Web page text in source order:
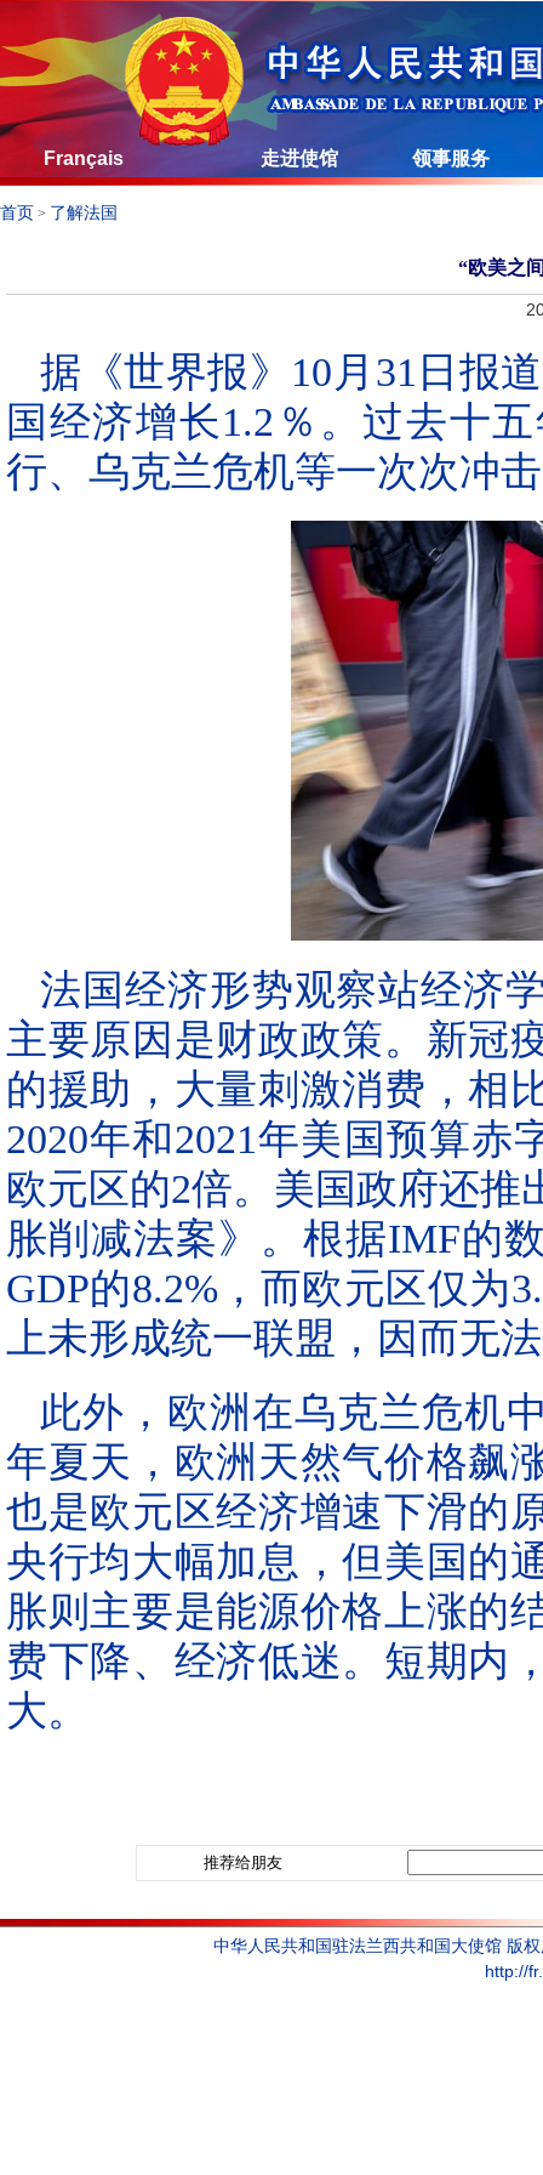
Français 走进使馆 领事服务
首页 > 了解法国
“欧美之
据《世界报》10月31日报
国经济增长1.2％。过去十
行、乌克兰危机等一次次冲
法国经济形势观察站经济
主要原因是财政政策。新冠
的援助，大量刺激消费，相
2020年和2021年美国预算赤
欧元区的2倍。美国政府还推
胀削减法案》。根据IMF的
GDP的8.2%，而欧元区仅为
上未形成统一联盟，因而无
此外，欧洲在乌克兰危机
年夏天，欧洲天然气价格飙
也是欧元区经济增速下滑的
央行均大幅加息，但美国的
胀则主要是能源价格上涨的
费下降、经济低迷。短期内
大。
推荐给朋友
中华人民共和国驻法兰西共和国大使馆 版
http://